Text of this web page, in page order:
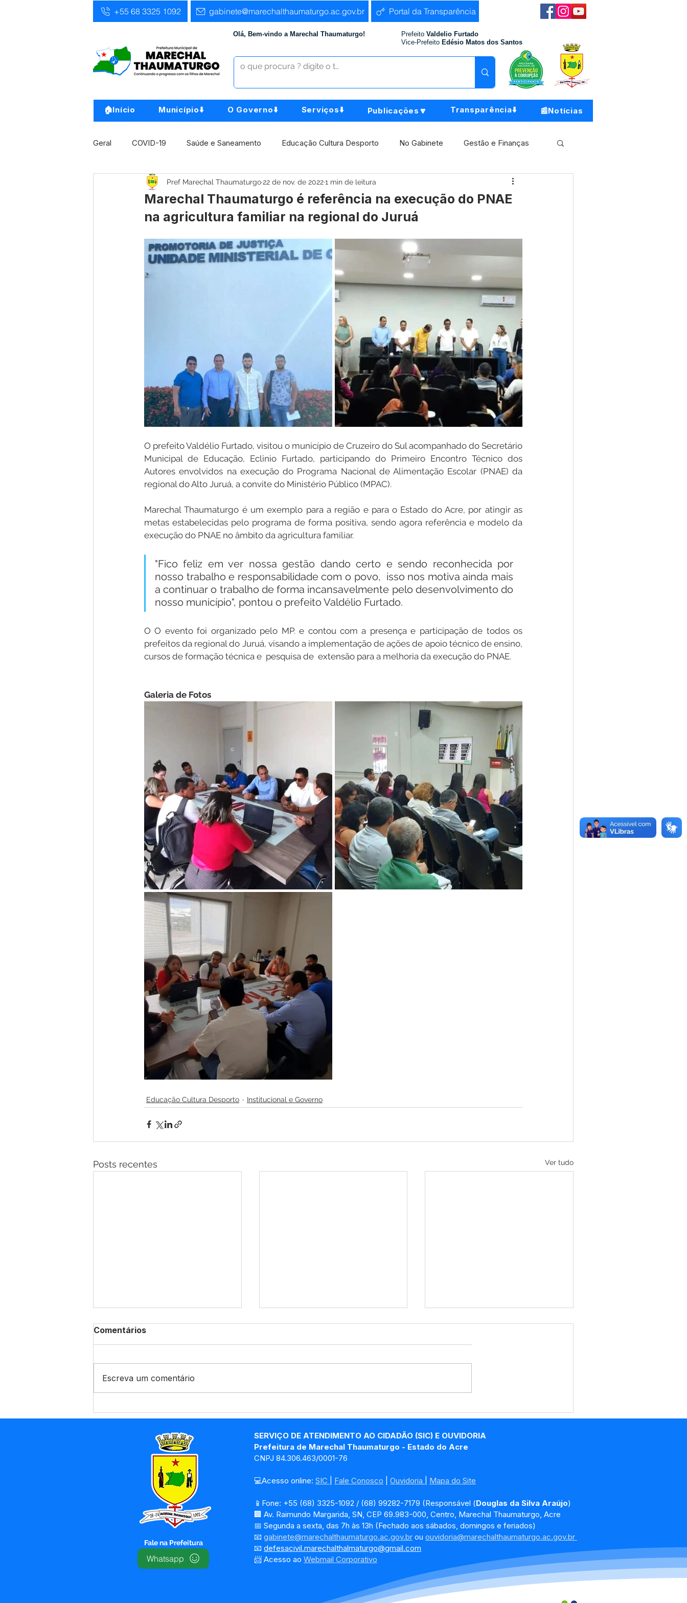
+55 68 3325 1092 gabinete@marechalthaumaturgo.ac.gov.br Portal da Transparência
Olá, Bem-vindo a Marechal Thaumaturgo! Prefeito Valdelio Furtado
Vice-Prefeito Edésio Matos dos Santos
🏠Início Município⬇️ O Governo⬇️ Serviços⬇️ Publicações🔽 Transparência⬇️ 📰Notícias
Geral COVID-19 Saúde e Saneamento Educação Cultura Desporto No Gabinete Gestão e Finanças
Infra, Obra e Transporte Assistência Social Comunidade Agricultura e Produção Meio Ambiente
Concursos Comunicado Institucional e Governo Políticas Públicas
Nota de Pesar Campanhas Vacinômetro
Convite
Marechal Thaumaturgo é referência na execução do PNAE
na agricultura familiar na regional do Juruá
Pref Marechal Thaumaturgo22 de nov. de 20221 min de leitura
O prefeito Valdélio Furtado, visitou o município de Cruzeiro do Sul acompanhado do Secretário
Municipal de Educação, Eclinio Furtado, participando do Primeiro Encontro Técnico dos
Autores envolvidos na execução do Programa Nacional de Alimentação Escolar (PNAE) da
regional do Alto Juruá, a convite do Ministério Público (MPAC).
Marechal Thaumaturgo é um exemplo para a região e para o Estado do Acre, por atingir as
metas estabelecidas pelo programa de forma positiva, sendo agora referência e modelo da
execução do PNAE no âmbito da agricultura familiar.
"Fico feliz em ver nossa gestão dando certo e sendo reconhecida por
nosso trabalho e responsabilidade com o povo,  isso nos motiva ainda mais
a continuar o trabalho de forma incansavelmente pelo desenvolvimento do
nosso município", pontou o prefeito Valdélio Furtado.
O O evento foi organizado pelo MP. e contou com a presença e participação de todos os
prefeitos da regional do Juruá, visando a implementação de ações de apoio técnico de ensino,
cursos de formação técnica e  pesquisa de  extensão para a melhoria da execução do PNAE.
Galeria de Fotos
Educação Cultura Desporto Institucional e Governo
Posts recentes Ver tudo
Thaumaturgo, realiza
ações de conscientização
em zona rural na Vila
Restauração com
atividades em alusão ao
Dia Mundial de Combate
ao Trabalho Infantil,
celebrado em 12 de junho
reforça proteção às
em Marechal
Thaumaturgo
chega à Escola Praxedes
Thaumaturgo
Comentários
Escreva um comentário
Fale na Prefeitura
Whatsapp
SERVIÇO DE ATENDIMENTO AO CIDADÃO (SIC) E OUVIDORIA
Prefeitura de Marechal Thaumaturgo - Estado do Acre
CNPJ 84.306.463/0001-76
💻Acesso online: SIC Fale Conosco Ouvidoria Mapa do Site
📱Fone: +55 (68) 3325-1092 / (68) 99282-7179 (Responsável (Douglas da Silva Araújo)
🏢 Av. Raimundo Margarida, SN, CEP 69.983-000, Centro, Marechal Thaumaturgo, Acre
📅 Segunda a sexta, das 7h às 13h (Fechado aos sábados, domingos e feriados)
📧 gabinete@marechalthaumaturgo.ac.gov.br ou ouvidoria@marechalthaumaturgo.ac.gov.br
📧 defesacivil.marechalthalmaturgo@gmail.com
📨 Acesso ao Webmail Corporativo